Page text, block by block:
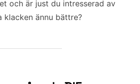
och är just du intresserad av
ännu bättre?